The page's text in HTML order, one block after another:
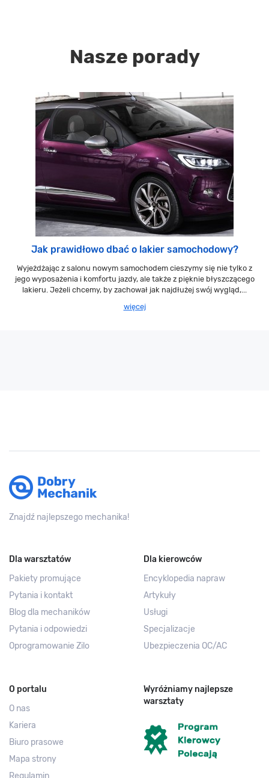
Nasze porady
Jak prawidłowo dbać o lakier samochodowy?
Wyjeżdżając z salonu nowym samochodem cieszymy się nie tylko z
jego wyposażenia i komfortu jazdy, ale także z pięknie błyszczącego
lakieru. Jeżeli chcemy, by zachował jak najdłużej swój wygląd,...
więcej
Znajdź najlepszego mechanika!
Dla warsztatów
Pakiety promujące
Pytania i kontakt
Blog dla mechaników
Pytania i odpowiedzi
Oprogramowanie Zilo
Dla kierowców
Encyklopedia napraw
Artykuły
Usługi
Specjalizacje
Ubezpieczenia OC/AC
O portalu
O nas
Kariera
Biuro prasowe
Mapa strony
Regulamin
Wyróżniamy najlepsze
warsztaty